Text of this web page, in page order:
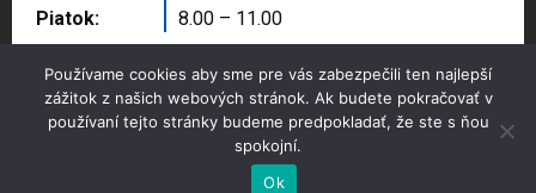
Piatok:
8.00 – 11.00
Copyright © 2025 Správa majetku mesta, n.o.,
Partizánske
Používame cookies aby sme pre vás zabezpečili ten najlepší
zážitok z našich webových stránok. Ak budete pokračovať v
používaní tejto stránky budeme predpokladať, že ste s ňou
spokojní.
Ok